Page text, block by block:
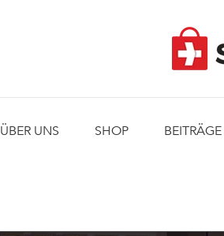
ÜBER UNS SHOP BEITRÄGE